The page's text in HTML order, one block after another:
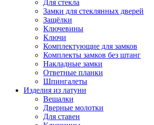
Для стекла
Замки для стеклянных дверей
Защёлки
Ключевины
Ключи
Комплектующие для замков
Комплекты замков без штанг
Накладные замки
Ответные планки
Шпингалеты
Изделия из латуни
Вешалки
Дверные молотки
Для ставен